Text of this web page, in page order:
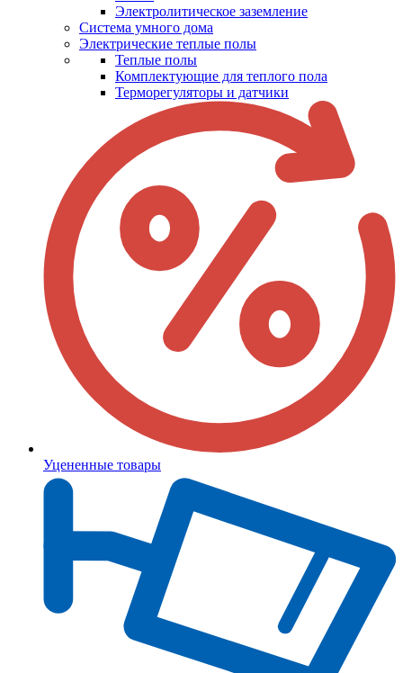
Электролитическое заземление
Система умного дома
Электрические теплые полы
Теплые полы
Комплектующие для теплого пола
Терморегуляторы и датчики
Уцененные товары